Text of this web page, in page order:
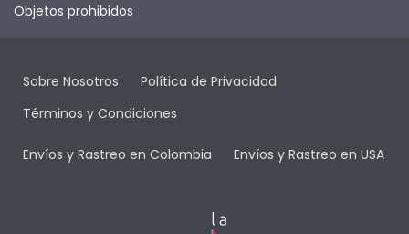
Objetos prohibidos
Sobre Nosotros
Política de Privacidad
Términos y Condiciones
Envíos y Rastreo en Colombia Envíos y Rastreo en USA